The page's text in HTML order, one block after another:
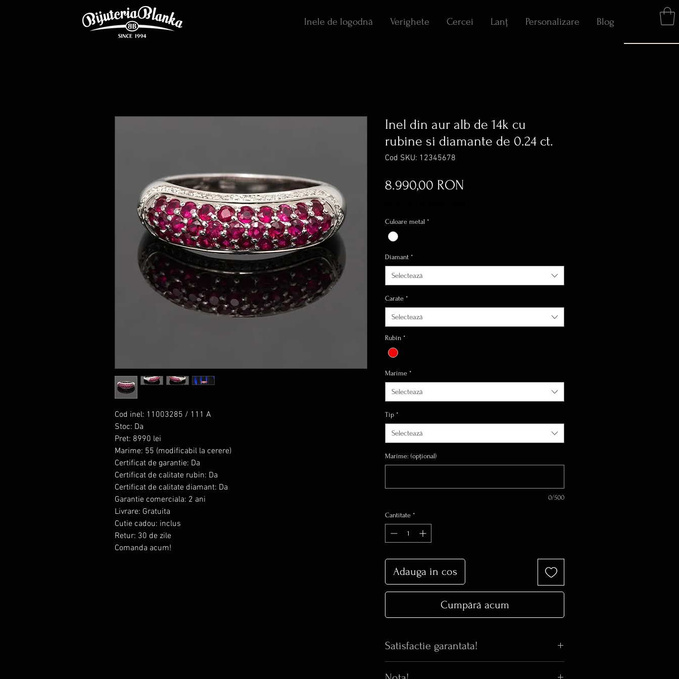
Inele de logodnă Verighete Cercei Lanț Personalizare Blog
Cod inel: 11003285 / 111 A
Stoc: Da
Pret: 8990 lei
Marime: 55 (modificabil la cerere)
Certificat de garantie: Da
Certificat de calitate rubin: Da
Certificat de calitate diamant: Da
Garantie comerciala: 2 ani
Livrare: Gratuita
Cutie cadou: inclus
Retur: 30 de zile
Comanda acum!
Inel din aur alb de 14k cu
rubine si diamante de 0.24 ct.
Cod SKU: 12345678
8.990,00 RON
Culoare metal *
Diamant *
Selectează
Carate *
Selectează
Rubin *
Marime *
Selectează
Tip *
Selectează
Marime: (opțional)
0/500
Cantitate *
Adauga in cos
Cumpără acum
Satisfactie garantata!